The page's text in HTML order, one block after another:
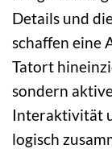
Details und
schaffen eine
Tatort
sondern
Interaktivität
logisch